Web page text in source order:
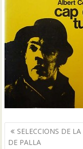
Navegació
d'entrades
SELECCIONS DE LA
DE PALLA